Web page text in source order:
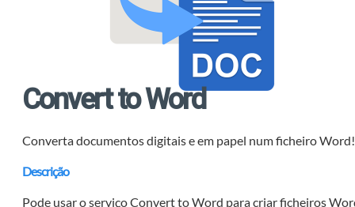
Convert to Word
Converta documentos digitais e em papel num ficheiro Word!
Descrição
Pode usar o serviço Convert to Word para criar ficheiros